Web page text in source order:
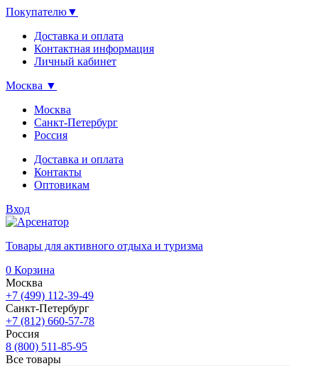
Покупателю▼
Доставка и оплата
Контактная информация
Личный кабинет
Москва ▼
Москва
Санкт-Петербург
Россия
Доставка и оплата
Контакты
Оптовикам
Вход
Товары для активного отдыха и туризма
0 Корзина
Москва
+7 (499) 112-39-49
Санкт-Петербург
+7 (812) 660-57-78
Россия
8 (800) 511-85-95
Все товары